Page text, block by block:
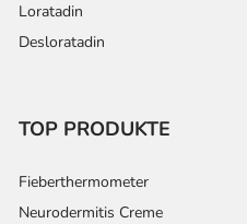
Loratadin
Desloratadin
TOP PRODUKTE
Fieberthermometer
Neurodermitis Creme